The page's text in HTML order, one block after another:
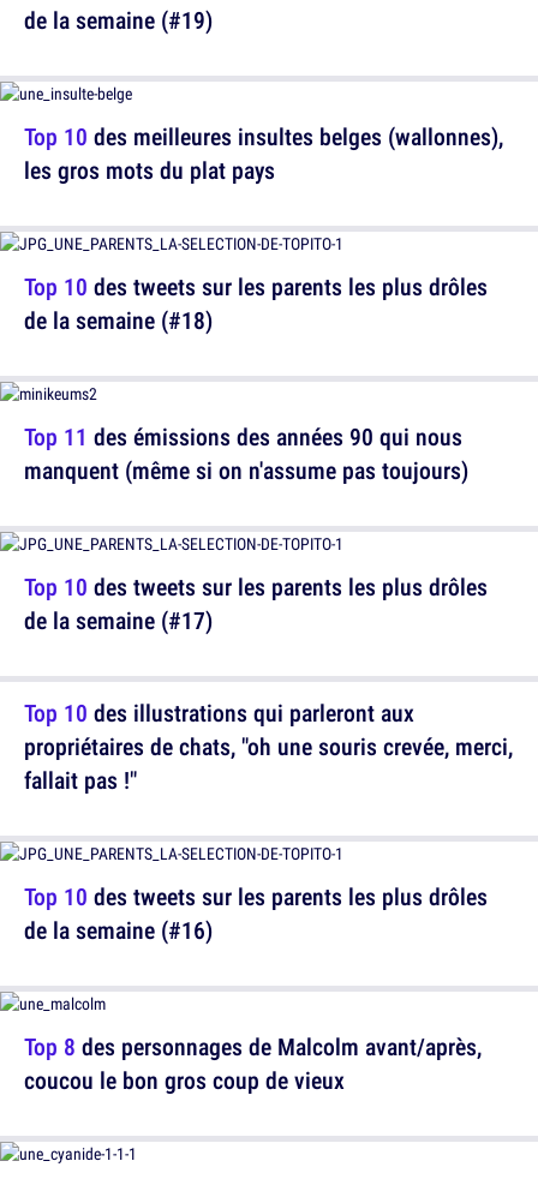
de la semaine (#19)
Top 10 des tweets sur les parents les plus drôles
de la semaine (#18)
Top 10 des tweets sur les parents les plus drôles
de la semaine (#17)
Top 10 des tweets sur les parents les plus drôles
de la semaine (#16)
Top 10 des meilleures insultes belges (wallonnes),
les gros mots du plat pays
Top 11 des émissions des années 90 qui nous
manquent (même si on n'assume pas toujours)
Top 10 des illustrations qui parleront aux
propriétaires de chats, "oh une souris crevée, merci,
fallait pas !"
Top 8 des personnages de Malcolm avant/après,
coucou le bon gros coup de vieux